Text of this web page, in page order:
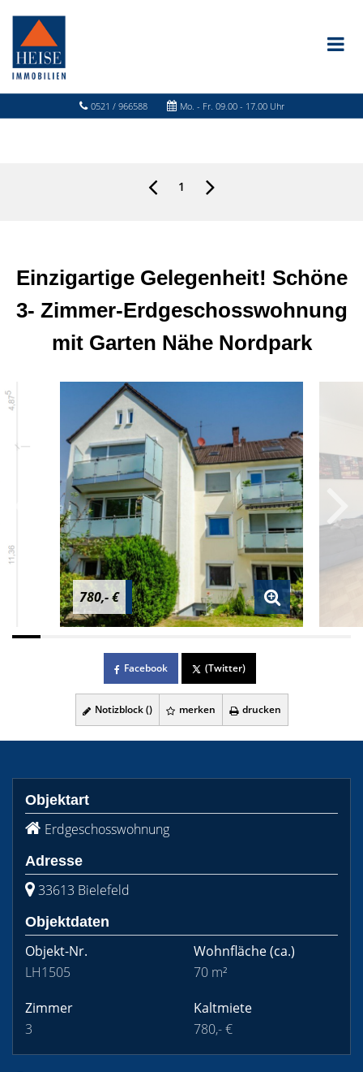
0521 / 966588 Mo. - Fr. 09.00 - 17.00 Uhr
1
Einzigartige Gelegenheit! Schöne
3- Zimmer-Erdgeschosswohnung
mit Garten Nähe Nordpark
780,- €
Facebook (Twitter)
Notizblock () merken drucken
Objektart
Erdgeschosswohnung
Adresse
33613 Bielefeld
Objektdaten
Objekt-Nr.
LH1505
Wohnfläche(ca.)
70 m²
Zimmer
3
Kaltmiete
780,- €